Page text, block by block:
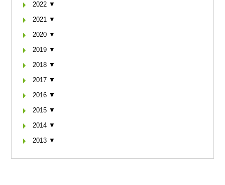
2022 ▼
2021 ▼
2020 ▼
2019 ▼
2018 ▼
2017 ▼
2016 ▼
2015 ▼
2014 ▼
2013 ▼